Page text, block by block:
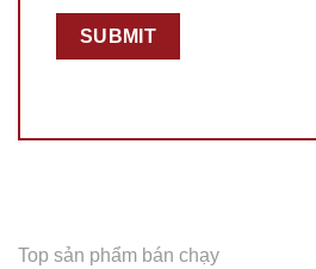
Top sản phẩm bán chạy